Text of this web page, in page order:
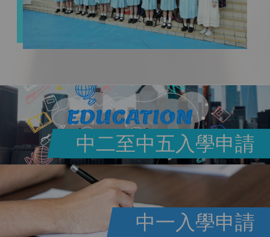
中二至中五入學申請
中一入學申請